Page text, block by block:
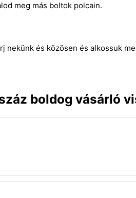
meg más boltok polcain.
nekünk és közösen és alkossuk
boldog vásárló